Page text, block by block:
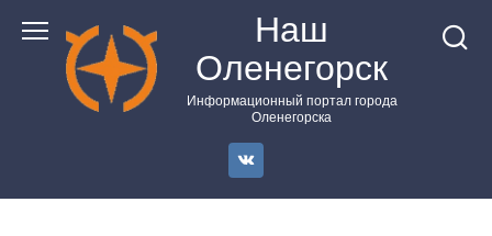
контенту
Наш
Оленегорск
Информационный портал города
Оленегорска